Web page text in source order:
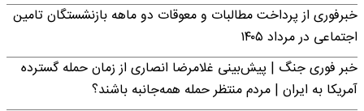
خبرفوری از پرداخت مطالبات و معوقات دو ماهه بازنشستگان تامین
اجتماعی در مرداد ۱۴۰۵
خبر فوری جنگ | پیش‌بینی غلامرضا انصاری از زمان حمله گسترده
آمریکا به ایران | مردم منتظر حمله همه‌جانبه باشند؟